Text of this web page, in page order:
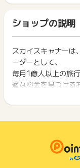
までとなります。
※2026年6月1日時
4,860円となります。
【獲得対象外条件】
・Skyscannerでの
ド、紹介コードを使
・指定されたサプラ
ポイントキャッシ
ホテル：Trip.com
【注意事項】
・予約内容の変更
金額も変更されま
ト獲得ができません
「 申込をしてポイ
お買い物利用時で、
ト獲得ができません
2回以上同じお買い
ポイントタウンに戻
を押してからご利用
下記の事項に該当す
い物を複数回ご利用
て一度でも同サー
ご利用前には、
の「利用完了後」に
・予約内容の変更が
金額も変更されます
内に利用される必要
・ポイントキャッ
に記録される場合が
認された後に調整さ
・ポイントキャッシ
を有します。
・ポイント付与待
ショップの説明
スカイスキャナーは
ーダーとして、
毎月1億人以上の旅
適な料金を見つける
私たちの使命は、旅
そのために、旅行
ようなツールと情